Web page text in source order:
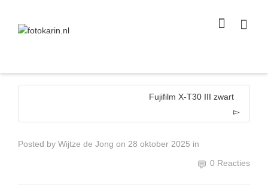
size
Super Search
Fujifilm X-T30 III zwart
Posted by Wijtze de Jong on 28 oktober 2025 in
0 Reacties